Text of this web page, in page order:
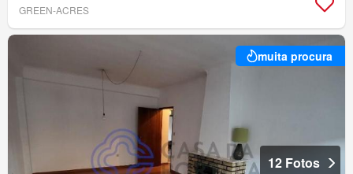
GREEN-ACRES
muita procura
12 Fotos